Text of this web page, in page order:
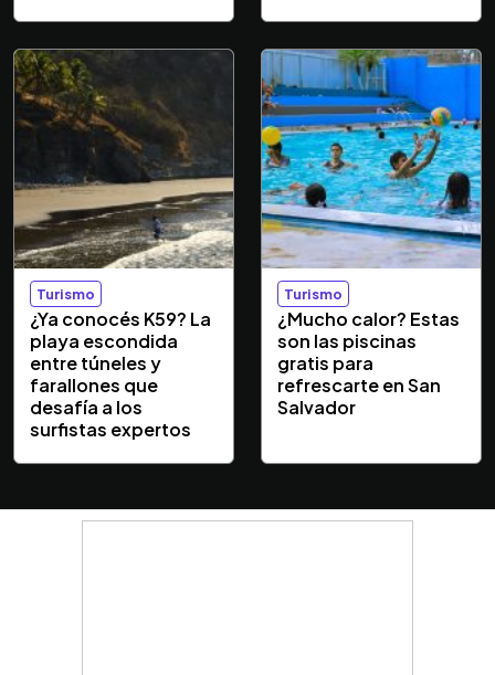
Turismo
¿Ya conocés K59? La
playa escondida
entre túneles y
farallones que
desafía a los
surfistas expertos
Turismo
¿Mucho calor? Estas
son las piscinas
gratis para
refrescarte en San
Salvador